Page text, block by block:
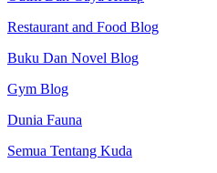
Restaurant and Food Blog
Buku Dan Novel Blog
Gym Blog
Dunia Fauna
Semua Tentang Kuda